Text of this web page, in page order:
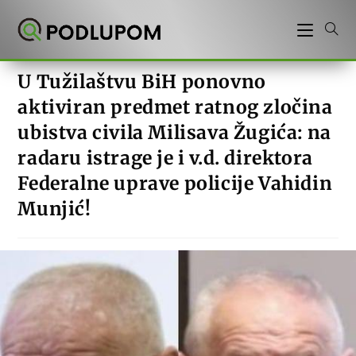
U Tužilaštvu BiH ponovno
aktiviran predmet ratnog zločina
ubistva civila Milisava Žugića: na
radaru istrage je i v.d. direktora
Federalne uprave policije Vahidin
Munjić!